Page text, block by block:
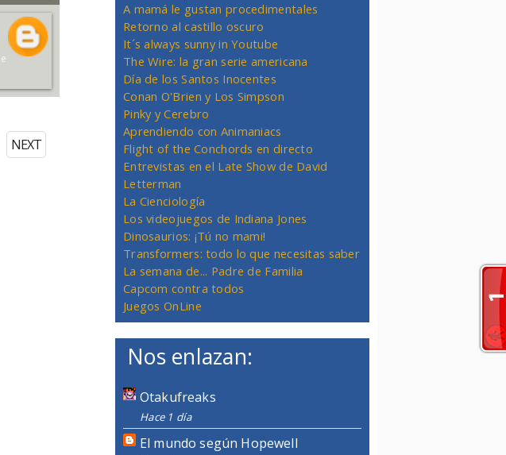
NEXT
A mamá le gustan procedimentales
Retorno al castillo oscuro
It´s always sunny in Youtube
The Wire: la gran serie americana
Día de los Santos Inocentes
Conan O'Brien y Los Simpson
Pinky y Cerebro
Aprendiendo con Animaniacs
Flight of the Conchords en directo
Entrevistas en el Late Show de David
Letterman
La Cienciología
Los videojuegos de Indiana Jones
Dinosaurios: ¡Tú no mami!
Transformers: todo lo que necesitas saber
La semana de... Padre de Familia
Capcom contra todos
Juegos OnLine
Nos enlazan:
Otakufreaks
Hace 1 día
El mundo según Hopewell